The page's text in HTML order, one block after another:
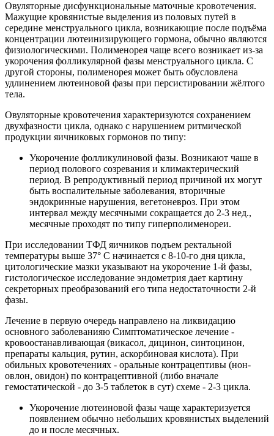
Овуляторные дисфункциональные маточные кровотечения.
Мажущие кровянистые выделения из половых путей в
середине менструального цикла, возникающие после подъёма
концентрации лютеинизирующего гормона, обычно являются
физиологическими. Полименорея чаще всего возникает из-за
укорочения фолликулярной фазы менструального цикла. С
другой стороны, полименорея может быть обусловлена
удлинением лютеиновой фазы при персистировании жёлтого
тела.
Овуляторные кровотечения характеризуются сохранением
двухфазности цикла, однако с нарушением ритмической
продукции яичниковых гормонов по типу:
Укорочение фолликулиновой фазы. Возникают чаше в
период полового созревания и климактерический
период. В репродуктивный период причиной их могут
быть воспалительные заболевания, вторичные
эндокринные нарушения, вегетоневроз. При этом
интервал между месячными сокращается до 2-3 нед.,
месячные проходят по типу гиперполименореи.
При исследовании ТФД яичников подъем ректальной
температуры выше 37° С начинается с 8-10-го дня цикла,
цитологические мазки указывают на укорочение 1-й фазы,
гистологическое исследование эндометрия дает картину
секреторных преобразований его типа недостаточности 2-й
фазы.
Лечение в первую очередь направлено на ликвидацию
основного заболеванияю Симптоматическое лечение -
кровоостанавливающая (викасол, дицинон, синтоцинон,
препараты кальция, рутин, аскорбиновая кислота). При
обильных кровотечениях - оральные контрацептивы (нон-
овлон, овидон) по контрацептивной (либо вначале
гемостатической - до 3-5 таблеток в сут) схеме - 2-3 цикла.
Укорочение лютеиновой фазы чаще характеризуется
появлением обычно небольших кровянистых выделений
до и после месячных.